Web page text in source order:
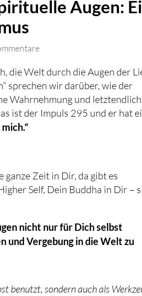
Augen:
die Welt durch die Augen der
sprechen wir darüber, wie der
Wahrnehmung und letztendlich
ist der Impuls 295 und er hat
Zeit in Dir, da gibt es
Self, Dein Buddha in Dir –
nicht nur für Dich selbst
und Vergebung in die Welt zu
benutzt, sondern auch als